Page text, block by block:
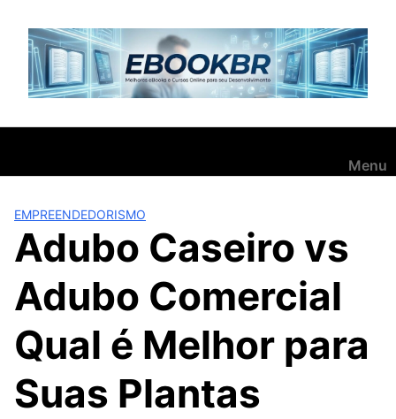
para
conteúdo
Menu
EMPREENDEDORISMO
Adubo Caseiro vs
Adubo Comercial
Qual é Melhor para
Suas Plantas